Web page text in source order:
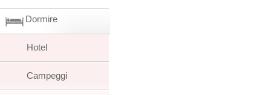
Dormire
Hotel
Campeggi